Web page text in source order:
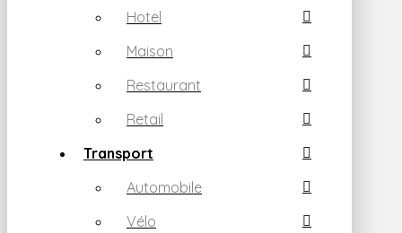
Hotel
Maison
Restaurant
Retail
Transport
Automobile
Vélo